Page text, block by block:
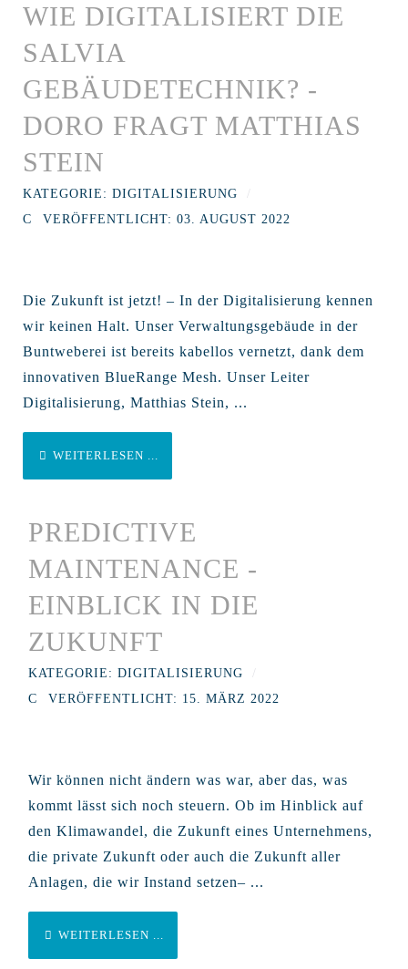
WIE DIGITALISIERT DIE
SALVIA
GEBÄUDETECHNIK? -
DORO FRAGT MATTHIAS
STEIN
KATEGORIE: DIGITALISIERUNG
VERÖFFENTLICHT: 03. AUGUST 2022
Die Zukunft ist jetzt! – In der Digitalisierung kennen
wir keinen Halt. Unser Verwaltungsgebäude in der
Buntweberei ist bereits kabellos vernetzt, dank dem
innovativen BlueRange Mesh. Unser Leiter
Digitalisierung, Matthias Stein, ...
WEITERLESEN ...
PREDICTIVE
MAINTENANCE -
EINBLICK IN DIE
ZUKUNFT
KATEGORIE: DIGITALISIERUNG
VERÖFFENTLICHT: 15. MÄRZ 2022
Wir können nicht ändern was war, aber das, was
kommt lässt sich noch steuern. Ob im Hinblick auf
den Klimawandel, die Zukunft eines Unternehmens,
die private Zukunft oder auch die Zukunft aller
Anlagen, die wir Instand setzen– ...
WEITERLESEN ...